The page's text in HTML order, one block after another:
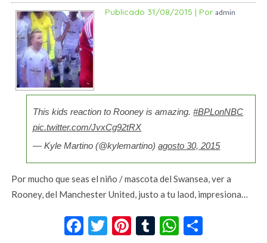
Publicado 31/08/2015 | Por admin
This kids reaction to Rooney is amazing.#BPLonNBC
pic.twitter.com/JvxCg92tRX
— Kyle Martino (@kylemartino)agosto 30, 2015
Por mucho que seas el niño / mascota del Swansea, ver a
Rooney, del Manchester United, justo a tu laod, impresiona…
Facebook
Twitter
Pinterest
TumblrWhatsApp